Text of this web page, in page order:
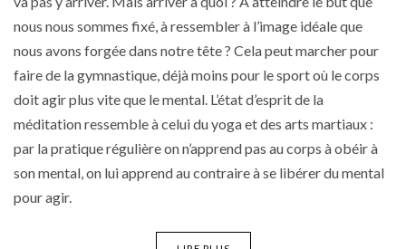
nous nous sommes fixé, à ressembler à l’image idéale que
nous avons forgée dans notre tête ? Cela peut marcher pour
faire de la gymnastique, déjà moins pour le sport où le corps
doit agir plus vite que le mental. L’état d’esprit de la
méditation ressemble à celui du yoga et des arts martiaux :
par la pratique régulière on n’apprend pas au corps à obéir à
son mental, on lui apprend au contraire à se libérer du mental
pour agir.